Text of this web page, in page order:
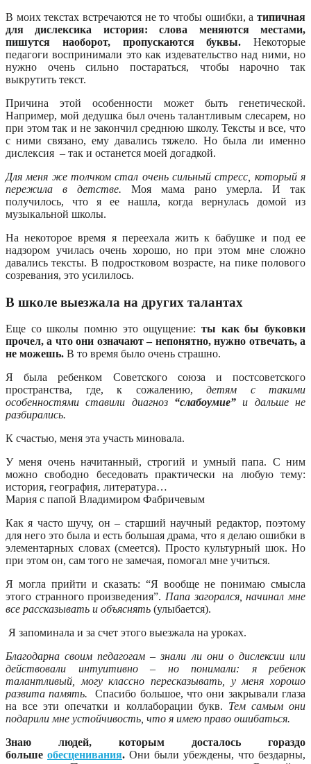
В моих текстах встречаются не то чтобы ошибки, а типичная
для дислексика история: слова меняются местами,
пишутся наоборот, пропускаются буквы.
Некоторые
педагоги воспринимали это как издевательство над ними, но
нужно очень сильно постараться, чтобы нарочно так
выкрутить текст.
Причина этой особенности может быть генетической.
Например, мой дедушка был очень талантливым слесарем, но
при этом так и не закончил среднюю школу. Тексты и все, что
с ними связано, ему давались тяжело. Но была ли именно
дислексия – так и останется моей догадкой.
Для меня же толчком стал очень сильный стресс, который я
пережила в детстве.
Моя мама рано умерла. И так
получилось, что я ее нашла, когда вернулась домой из
музыкальной школы.
На некоторое время я переехала жить к бабушке и под ее
надзором училась очень хорошо, но при этом мне сложно
давались тексты. В подростковом возрасте, на пике полового
созревания, это усилилось.
В школе выезжала на других талантах
Еще со школы помню это ощущение: ты как бы буковки
прочел, а что они означают – непонятно, нужно отвечать, а
не можешь. В то время было очень страшно.
Я была ребенком Советского союза и постсоветского
пространства, где, к сожалению,
детям с такими
особенностями ставили диагноз
“слабоумие” и дальше не
разбирались.
К счастью, меня эта участь миновала.
У меня очень начитанный, строгий и умный папа. С ним
можно свободно беседовать практически на любую тему:
история, география, литература…
Мария с папой Владимиром Фабричевым
Как я часто шучу, он – старший научный редактор, поэтому
для него это была и есть большая драма, что я делаю ошибки в
элементарных словах (смеется). Просто культурный шок. Но
при этом он, сам того не замечая, помогал мне учиться.
Я могла прийти и сказать: “Я вообще не понимаю смысла
этого странного произведения”. Папа загорался, начинал мне
все рассказывать и объяснять (улыбается).
Я запоминала и за счет этого выезжала на уроках.
Благодарна своим педагогам – знали ли они о дислексии или
действовали интуитивно – но понимали: я ребенок
талантливый, могу классно пересказывать, у меня хорошо
развита память.
Спасибо большое, что они закрывали глаза
на все эти опечатки и коллаборации букв. Тем самым они
подарили мне устойчивость, что я имею право ошибаться.
Знаю людей, которым досталось гораздо
больше обесценивания. Они были убеждены, что бездарны,